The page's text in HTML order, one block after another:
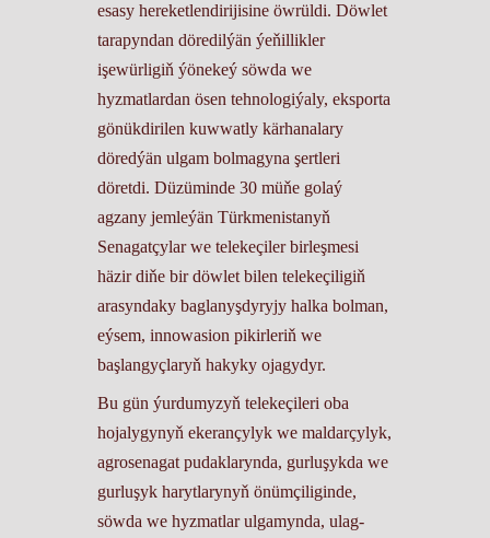
esasy hereketlendirijisine öwrüldi. Döwlet
tarapyndan döredilýän ýeňillikler
işewürligiň ýönekeý söwda we
hyzmatlardan ösen tehnologiýaly, eksporta
gönükdirilen kuwwatly kärhanalary
döredýän ulgam bolmagyna şertleri
döretdi. Düzüminde 30 müňe golaý
agzany jemleýän Türkmenistanyň
Senagatçylar we telekeçiler birleşmesi
häzir diňe bir döwlet bilen telekeçiligiň
arasyndaky baglanyşdyryjy halka bolman,
eýsem, innowasion pikirleriň we
başlangyçlaryň hakyky ojagydyr.
Bu gün ýurdumyzyň telekeçileri oba
hojalygynyň ekerançylyk we maldarçylyk,
agrosenagat pudaklarynda, gurluşykda we
gurluşyk harytlarynyň önümçiliginde,
söwda we hyzmatlar ulgamynda, ulag-